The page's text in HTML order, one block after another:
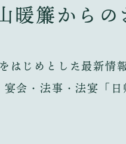
暖簾から
はじめとした最新情
宴会・法事・法宴「日